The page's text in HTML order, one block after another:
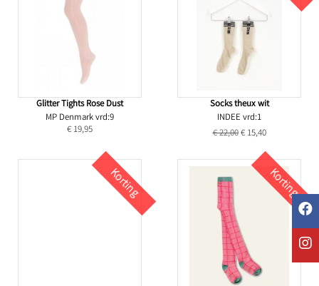
Glitter Tights Rose Dust
MP Denmark vrd:9
€ 19,95
Socks theux wit
INDEE vrd:1
€ 22,00€ 15,40
Korting Korting